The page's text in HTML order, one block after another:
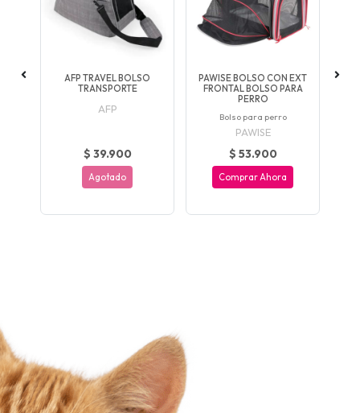
AFP TRAVEL BOLSO
TRANSPORTE
AFP
$ 39.900
Agotado
PAWISE BOLSO CON EXT
FRONTAL BOLSO PARA
PERRO
Bolso para perro
PAWISE
$ 53.900
Comprar Ahora